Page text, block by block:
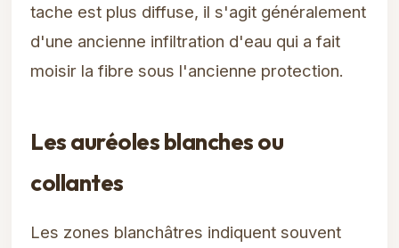
tache est plus diffuse, il s'agit généralement
d'une ancienne infiltration d'eau qui a fait
moisir la fibre sous l'ancienne protection.
Les auréoles blanches ou
collantes
Les zones blanchâtres indiquent souvent